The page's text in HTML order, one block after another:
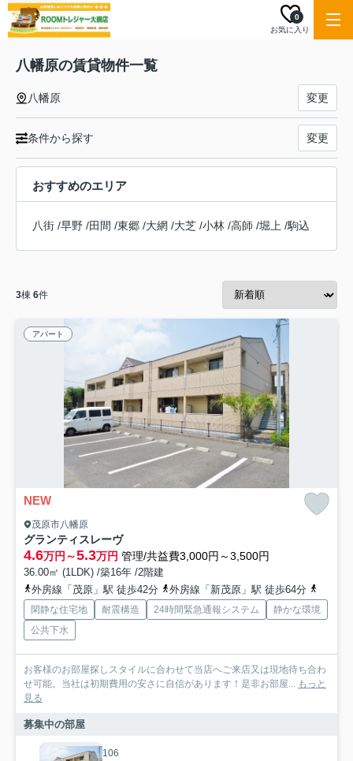
お気に入り
0
八幡原の賃貸物件一覧
八幡原 変更
条件から探す 変更
おすすめのエリア
八街 /早野 /田間 /東郷 /大網 /大芝 /小林 /高師 /堀上 /駒込
3棟 6件
アパート
NEW
茂原市八幡原
グランティスレーヴ
4.6万円～5.3万円 管理/共益費3,000円～3,500円
36.00㎡ (1LDK) /築16年 /2階建
外房線「茂原」駅 徒歩42分
外房線「新茂原」駅 徒歩64分
閑静な住宅地 耐震構造 24時間緊急通報システム
静かな環境
公共下水
お客様のお部屋探しスタイルに合わせて当店へご来店又は現地待ち合わ
せ可能。当社は初期費用の安さに自信があります！是非お部屋... もっと
見る
募集中の部屋
106